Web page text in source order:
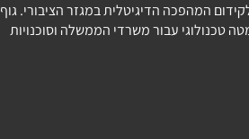
המהפכה הדיגיטלית במגזר הציבורי. גוף
טכנולוגי עבור משרדי הממשלה וסוכנויות